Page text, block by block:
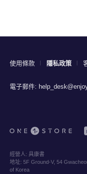
使用條款 隱私政策
電子郵件:
經營人: 具康書
地址: 5F Ground-V, 54
of Korea